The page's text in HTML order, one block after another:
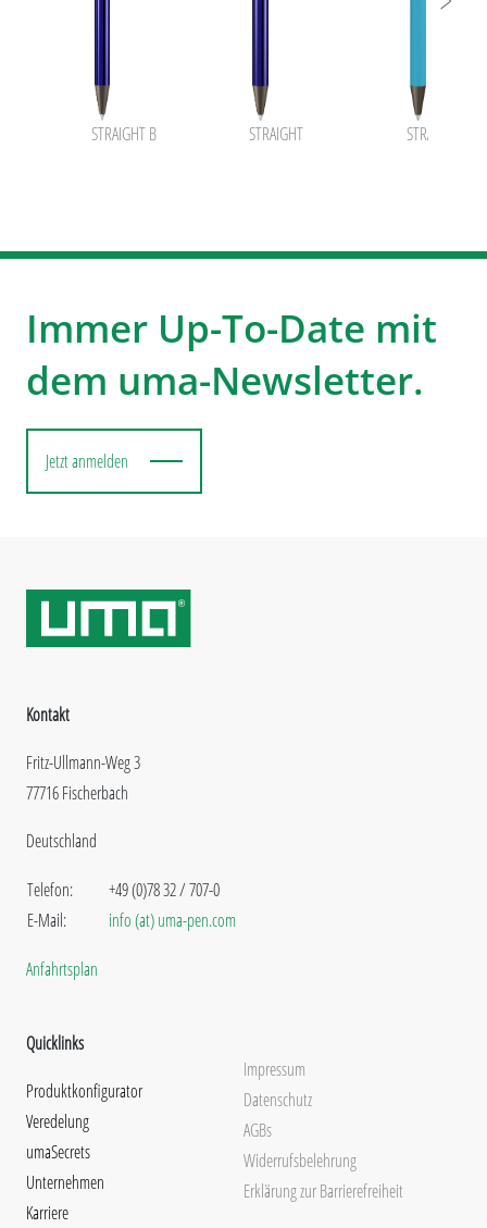
STRAIGHT B STRAIGHT STRAIGHT
Immer Up-To-Date mit
dem uma-Newsletter.
Jetzt anmelden
Kontakt
Fritz-Ullmann-Weg 3
77716 Fischerbach
Deutschland
Telefon:
E-Mail:
+49 (0)78 32 / 707-0
info (at) uma-pen.com
Anfahrtsplan
Quicklinks
Produktkonfigurator
Veredelung
umaSecrets
Unternehmen
Karriere
Impressum
Datenschutz
AGBs
Widerrufsbelehrung
Erklärung zur Barrierefreiheit